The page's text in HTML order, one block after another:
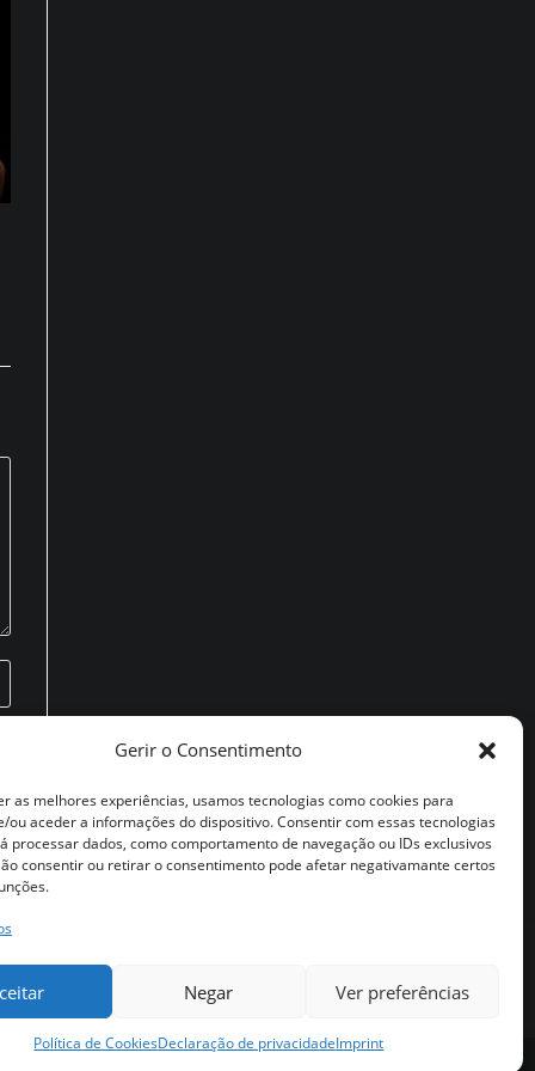
Gerir o Consentimento
as melhores experiências, usamos tecnologias como cookies para
ou aceder a informações do dispositivo. Consentir com essas tecnologias
processar dados, como comportamento de navegação ou IDs exclusivos
consentir ou retirar o consentimento pode afetar negativamante certos
Negar Ver preferências
Política de CookiesDeclaração de privacidadeImprint
num